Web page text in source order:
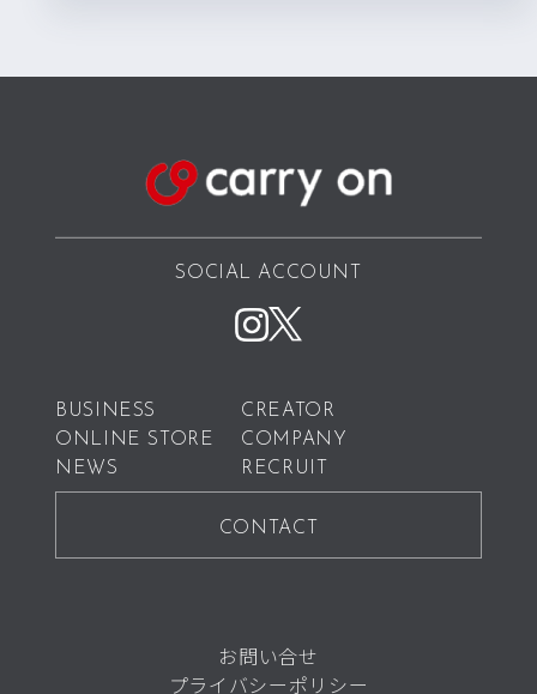
SOCIAL ACCOUNT
BUSINESS
CREATOR
ONLINE STORE
COMPANY
NEWS
RECRUIT
CONTACT
お問い合せ
プライバシーポリシー